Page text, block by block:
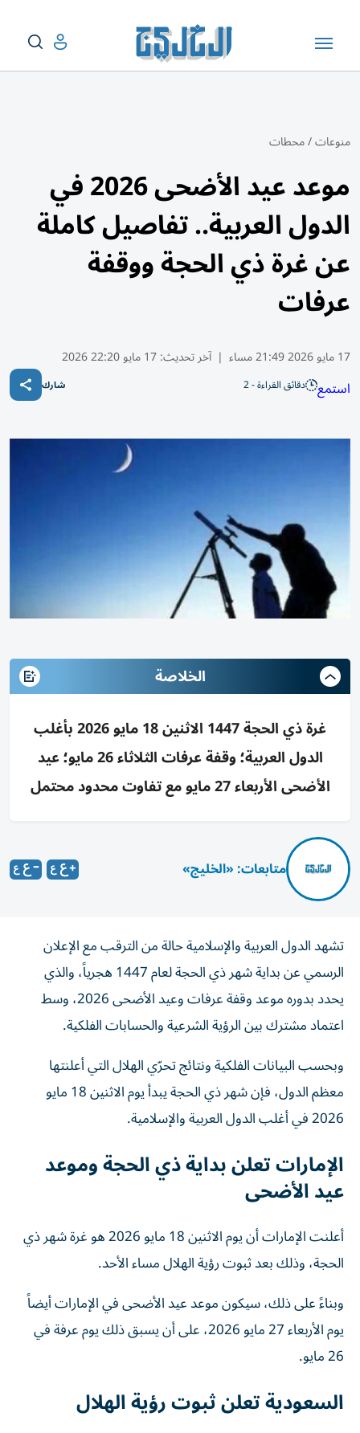
منوعات/محطات
موعد عيد الأضحى 2026 في
الدول العربية.. تفاصيل كاملة
عن غرة ذي الحجة ووقفة
عرفات
17 مايو 2026 21:49 مساء | آخر تحديث:17 مايو 22:20 2026
استمع دقائق القراءة - 2 شارك
الخلاصة
غرة ذي الحجة 1447 الاثنين 18 مايو 2026 بأغلب
الدول العربية؛ وقفة عرفات الثلاثاء 26 مايو؛ عيد
الأضحى الأربعاء 27 مايو مع تفاوت محدود محتمل
متابعات: «الخليج»
تشهد الدول العربية والإسلامية حالة من الترقب مع الإعلان
الرسمي عن بداية شهر ذي الحجة لعام 1447 هجرياً، والذي
يحدد بدوره موعد وقفة عرفات وعيد الأضحى 2026، وسط
اعتماد مشترك بين الرؤية الشرعية والحسابات الفلكية.
وبحسب البيانات الفلكية ونتائج تحرّي الهلال التي أعلنتها
معظم الدول، فإن شهر ذي الحجة يبدأ يوم الاثنين 18 مايو
2026 في أغلب الدول العربية والإسلامية.
الإمارات تعلن بداية ذي الحجة وموعد
عيد الأضحى
أعلنت الإمارات أن يوم الاثنين 18 مايو 2026 هو غرة شهر ذي
الحجة، وذلك بعد ثبوت رؤية الهلال مساء الأحد.
وبناءً على ذلك، سيكون موعد عيد الأضحى في الإمارات أيضاً
يوم الأربعاء 27 مايو 2026، على أن يسبق ذلك يوم عرفة في
26 مايو.
السعودية تعلن ثبوت رؤية الهلال